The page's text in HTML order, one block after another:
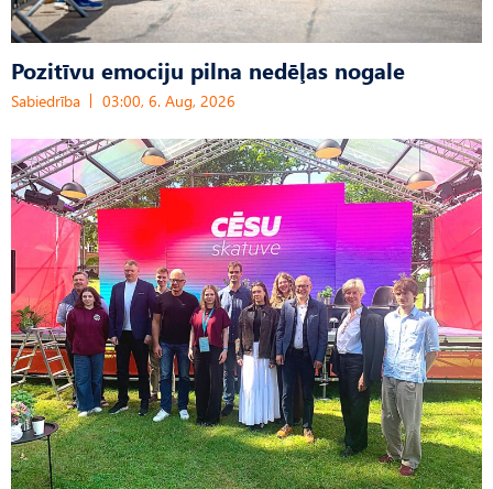
Pozitīvu emociju pilna nedēļas nogale
Sabiedrība 03:00, 6. Aug, 2026